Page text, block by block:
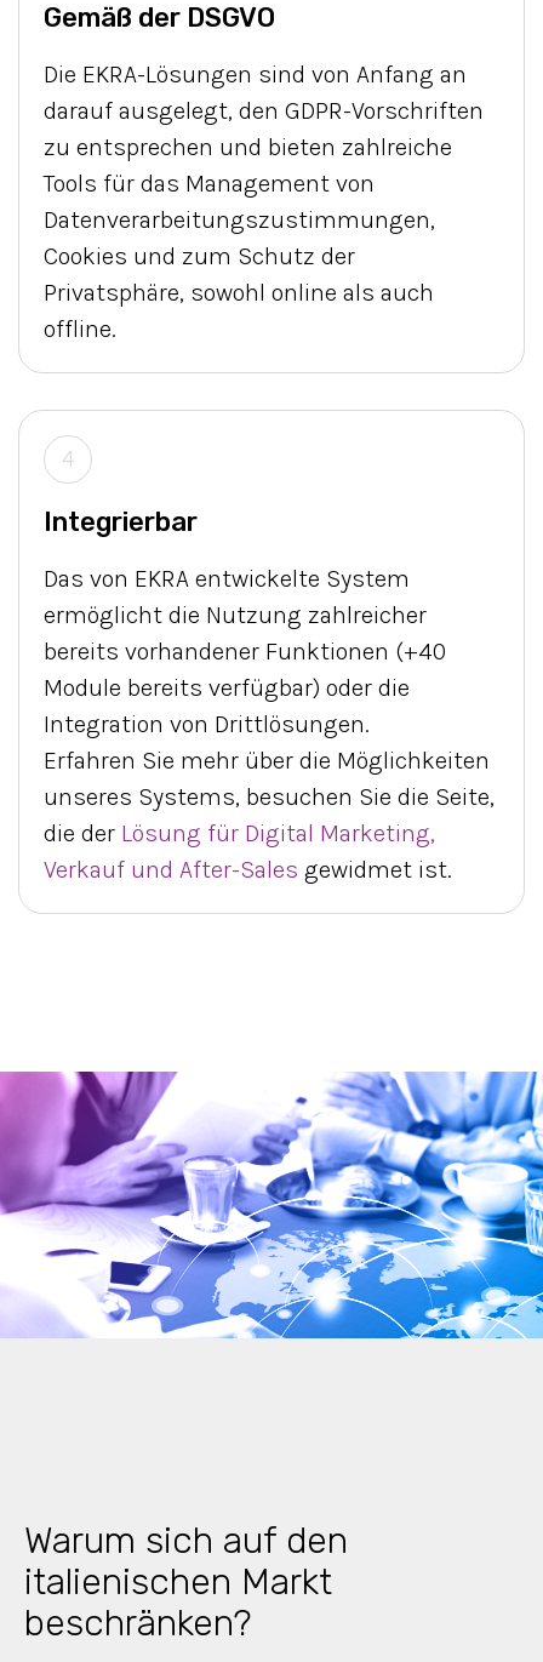
Gemäß der DSGVO
Die EKRA-Lösungen sind von Anfang an
darauf ausgelegt, den GDPR-Vorschriften
zu entsprechen und bieten zahlreiche
Tools für das Management von
Datenverarbeitungszustimmungen,
Cookies und zum Schutz der
Privatsphäre, sowohl online als auch
offline.
4
Integrierbar
Das von EKRA entwickelte System
ermöglicht die Nutzung zahlreicher
bereits vorhandener Funktionen (+40
Module bereits verfügbar) oder die
Integration von Drittlösungen.
Erfahren Sie mehr über die Möglichkeiten
unseres Systems, besuchen Sie die Seite,
die der Lösung für Digital Marketing,
Verkauf und After-Sales gewidmet ist.
Warum sich auf den
italienischen Markt
beschränken?